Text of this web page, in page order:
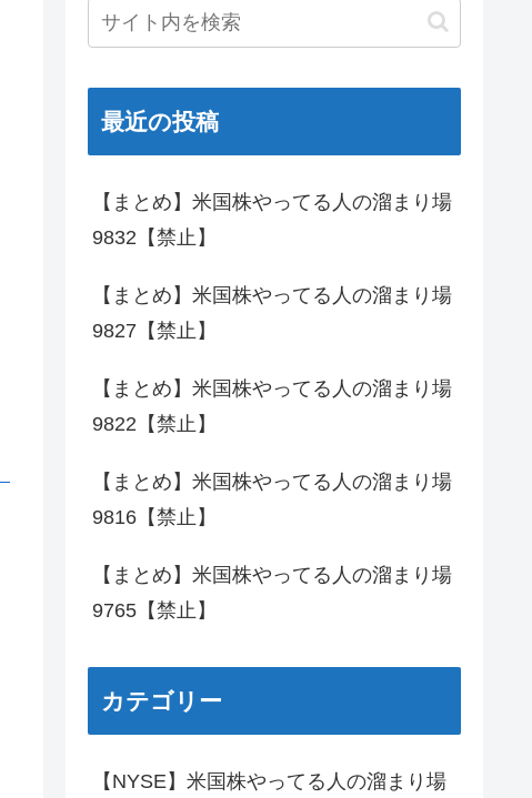
最近の投稿
【まとめ】米国株やってる人の溜まり場
9832【禁止】
【まとめ】米国株やってる人の溜まり場
9827【禁止】
【まとめ】米国株やってる人の溜まり場
9822【禁止】
【まとめ】米国株やってる人の溜まり場
9816【禁止】
【まとめ】米国株やってる人の溜まり場
9765【禁止】
カテゴリー
【NYSE】米国株やってる人の溜まり場